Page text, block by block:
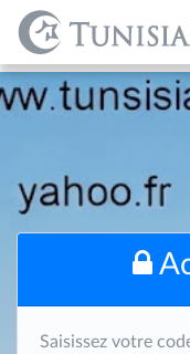
Saisissez votre